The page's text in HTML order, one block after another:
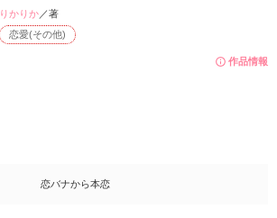
作品情報
恋愛(その他)
りかりか／著
恋バナから本恋